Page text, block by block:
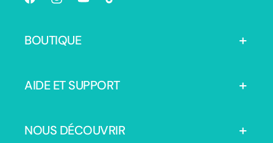
FacebookInstagramYouTubeTikTok
BOUTIQUE
AIDE ET SUPPORT
NOUS DÉCOUVRIR